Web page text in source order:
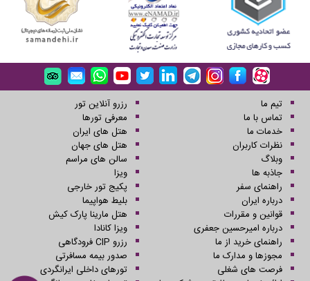
تیم ما
تماس با ما
خدمات ما
نظرات کاربران
وبلاگ
جاذبه ها
راهنمای سفر
درباره ایران
قوانین و مقررات
درباره امیرحسین جعفری
راهنمای خرید از ما
مجوزها و مدارک ما
فرصت های شغلی
رزرو آنلاین تور
معرفی تورها
هتل های ایران
هتل های جهان
سالن های مراسم
ویزا
پکیج تور خارجی
بلیط هواپیما
هتل مارینا پارک کیش
ویزا کانادا
رزرو CIP فرودگاهی
صدور بیمه مسافرتی
تورهای داخلی ایرانگردی